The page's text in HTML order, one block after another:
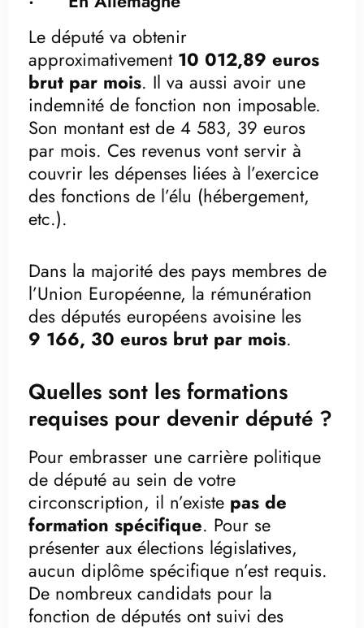
Le député va obtenir
approximativement 10 012,89 euros
brut par mois. Il va aussi avoir une
indemnité de fonction non imposable.
Son montant est de 4 583, 39 euros
par mois. Ces revenus vont servir à
couvrir les dépenses liées à l’exercice
des fonctions de l’élu (hébergement,
etc.).
Dans la majorité des pays membres de
l’Union Européenne, la rémunération
des députés européens avoisine les
9 166, 30 euros brut par mois.
Quelles sont les formations
requises pour devenir député ?
Pour embrasser une carrière politique
de député au sein de votre
circonscription, il n’existe pas de
formation spécifique. Pour se
présenter aux élections législatives,
aucun diplôme spécifique n’est requis.
De nombreux candidats pour la
fonction de députés ont suivi des